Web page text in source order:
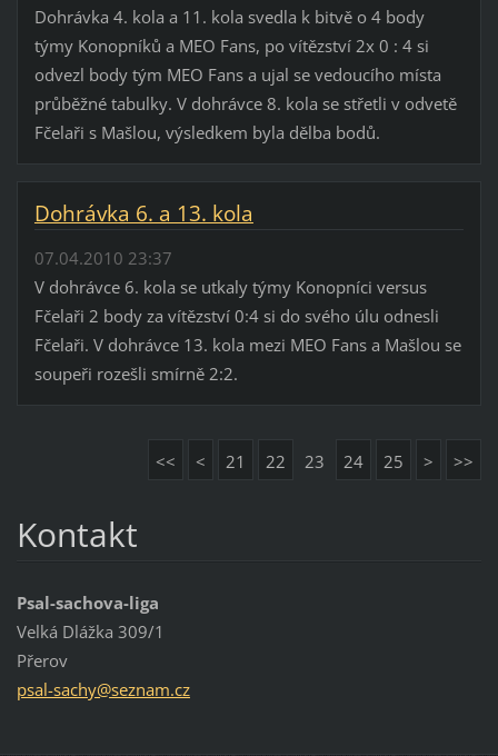
Dohrávka 4. kola a 11. kola svedla k bitvě o 4 body
týmy Konopníků a MEO Fans, po vítězství 2x 0 : 4 si
odvezl body tým MEO Fans a ujal se vedoucího místa
průběžné tabulky. V dohrávce 8. kola se střetli v odvetě
Fčelaři s Mašlou, výsledkem byla dělba bodů.
Dohrávka 6. a 13. kola
07.04.2010 23:37
V dohrávce 6. kola se utkaly týmy Konopníci versus
Fčelaři 2 body za vítězství 0:4 si do svého úlu odnesli
Fčelaři. V dohrávce 13. kola mezi MEO Fans a Mašlou se
soupeři rozešli smírně 2:2.
<< < 21 22 23 24 25 > >>
Kontakt
Psal-sachova-liga
Velká Dlážka 309/1
Přerov
psal-sachy@seznam.cz